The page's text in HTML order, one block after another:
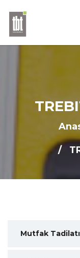
Mutfak Tadilatı